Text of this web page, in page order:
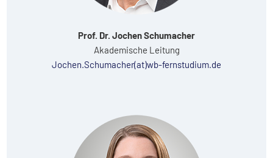
Prof. Dr. Jochen Schumacher
Akademische Leitung
Jochen.Schumacher(at)wb-fernstudium.de